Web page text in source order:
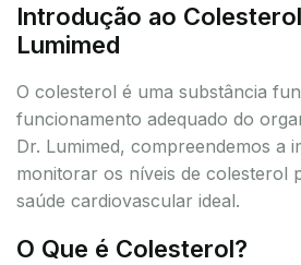
Introdução ao
Lumimed
O colesterol é uma substância
funcionamento adequado do
Dr. Lumimed, compreendemos a
monitorar os níveis de colesterol
saúde cardiovascular ideal.
O Que é Colesterol?